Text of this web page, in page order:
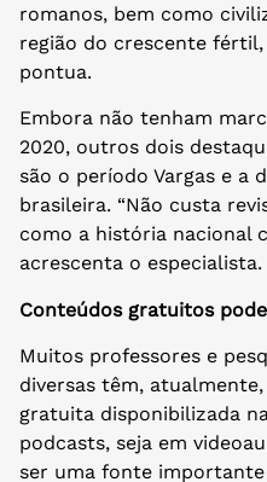
romanos, bem como
região do crescente fértil,
pontua.
Embora não tenham
2020, outros dois
são o período Vargas e a
brasileira. “Não custa
como a história nacional
acrescenta o especialista.
Conteúdos gratuitos
Muitos professores e
diversas têm,
gratuita disponibilizada
podcasts, seja em
ser uma fonte